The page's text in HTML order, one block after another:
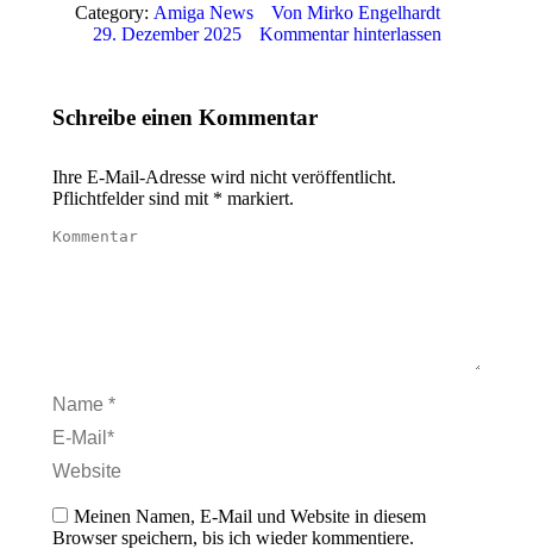
Category: Amiga News Von Mirko Engelhardt
29. Dezember 2025
Kommentar hinterlassen
Schreibe einen Kommentar
Ihre E-Mail-Adresse wird nicht veröffentlicht.
Pflichtfelder sind mit * markiert.
Kommentar
Name *
E-Mail *
Website
Meinen Namen, E-Mail und Website in diesem
Browser speichern, bis ich wieder kommentiere.